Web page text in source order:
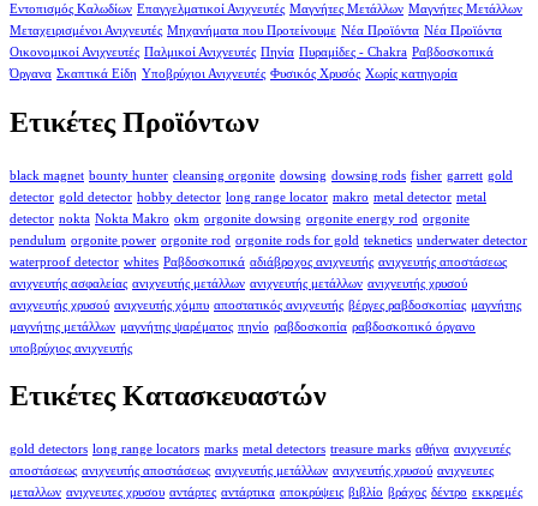
Εντοπισμός Καλωδίων Επαγγελματικοί Ανιχνευτές Μαγνήτες Μετάλλων Μαγνήτες Μετάλλων
Μεταχειρισμένοι Ανιχνευτές Μηχανήματα που Προτείνουμε Νέα Προϊόντα Νέα Προϊόντα
Οικονομικοί Ανιχνευτές Παλμικοί Ανιχνευτές Πηνία Πυραμίδες - Chakra Ραβδοσκοπικά
Όργανα Σκαπτικά Είδη Υποβρύχιοι Ανιχνευτές Φυσικός Χρυσός Χωρίς κατηγορία
Ετικέτες Προϊόντων
black magnet bounty hunter cleansing orgonite dowsing dowsing rods fisher garrett gold
detector gold detector hobby detector long range locator makro metal detector metal
detector nokta Nokta Makro okm orgonite dowsing orgonite energy rod orgonite
pendulum orgonite power orgonite rod orgonite rods for gold teknetics underwater detector
waterproof detector whites Ραβδοσκοπικά αδιάβροχος ανιχνευτής ανιχνευτής αποστάσεως
ανιχνευτής ασφαλείας ανιχνευτής μετάλλων ανιχνευτής μετάλλων ανιχνευτής χρυσού
ανιχνευτής χρυσού ανιχνευτής χόμπυ αποστατικός ανιχνευτής βέργες ραβδοσκοπίας μαγνήτης
μαγνήτης μετάλλων μαγνήτης ψαρέματος πηνίο ραβδοσκοπία ραβδοσκοπικό όργανο
υποβρύχιος ανιχνευτής
Ετικέτες Κατασκευαστών
gold detectors long range locators marks metal detectors treasure marks αθήνα ανιχνευτές
αποστάσεως ανιχνευτής αποστάσεως ανιχνευτής μετάλλων ανιχνευτής χρυσού ανιχνευτες
μεταλλων ανιχνευτες χρυσου αντάρτες αντάρτικα αποκρύψεις βιβλίο βράχος δέντρο εκκρεμές